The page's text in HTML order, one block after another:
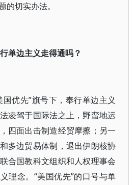
的切实办法。
单边主义走得通吗？
国优先”旗号下，奉行单边主义
凌驾于国际法之上，野蛮地运
四面出击制造经贸摩擦；另一
多边贸易体制，退出伊朗核协
合国教科文组织和人权理事会
理念。“美国优先”的口号与单